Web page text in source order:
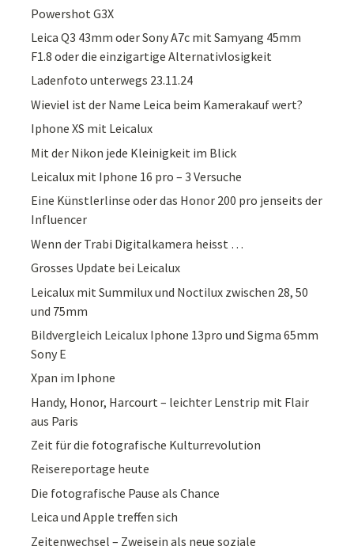
Powershot G3X
Leica Q3 43mm oder Sony A7c mit Samyang 45mm
F1.8 oder die einzigartige Alternativlosigkeit
Ladenfoto unterwegs 23.11.24
Wieviel ist der Name Leica beim Kamerakauf wert?
Iphone XS mit Leicalux
Mit der Nikon jede Kleinigkeit im Blick
Leicalux mit Iphone 16 pro – 3 Versuche
Eine Künstlerlinse oder das Honor 200 pro jenseits der
Influencer
Wenn der Trabi Digitalkamera heisst …
Grosses Update bei Leicalux
Leicalux mit Summilux und Noctilux zwischen 28, 50
und 75mm
Bildvergleich Leicalux Iphone 13pro und Sigma 65mm
Sony E
Xpan im Iphone
Handy, Honor, Harcourt – leichter Lenstrip mit Flair
aus Paris
Zeit für die fotografische Kulturrevolution
Reisereportage heute
Die fotografische Pause als Chance
Leica und Apple treffen sich
Zeitenwechsel – Zweisein als neue soziale